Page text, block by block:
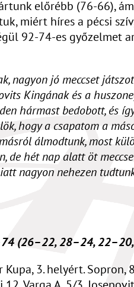
előrébb (76-66),
miért híres a pécsi
92-74-es győzelmet
nagyon jó meccset
Kingának és a
hármast bedobott, és
hogy a csapatom a
álmodtunk, most
de hét nap alatt öt
nagyon nehezen
(26–22, 28–24,
3. helyért. Sopron,